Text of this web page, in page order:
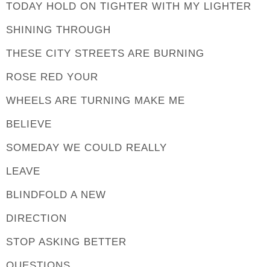
TODAY HOLD ON TIGHTER WITH MY LIGHTER
SHINING THROUGH
THESE CITY STREETS ARE BURNING
ROSE RED YOUR
WHEELS ARE TURNING MAKE ME
BELIEVE
SOMEDAY WE COULD REALLY
LEAVE
BLINDFOLD A NEW
DIRECTION
STOP ASKING BETTER